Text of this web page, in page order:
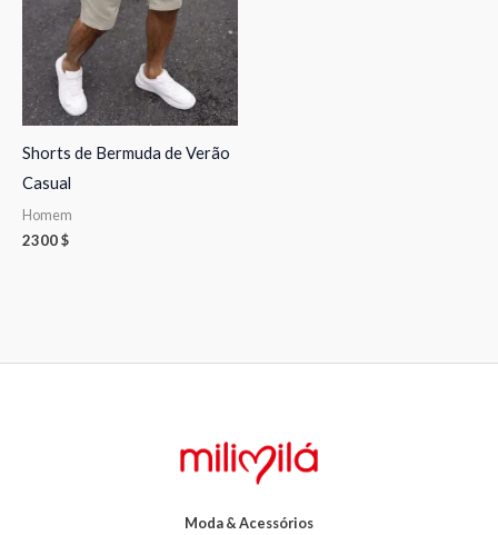
Shorts de Bermuda de Verão
Casual
Homem
2300$
Moda & Acessórios